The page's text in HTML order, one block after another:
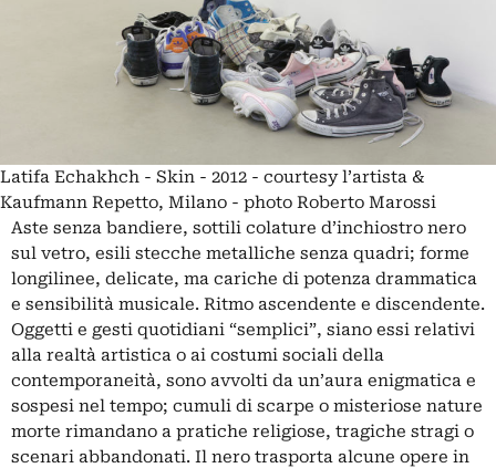
Latifa Echakhch - Skin - 2012 - courtesy l’artista &
Kaufmann Repetto, Milano - photo Roberto Marossi
Aste senza bandiere, sottili colature d’inchiostro nero
sul vetro, esili stecche metalliche senza quadri; forme
longilinee, delicate, ma cariche di potenza drammatica
e sensibilità musicale. Ritmo ascendente e discendente.
Oggetti e gesti quotidiani “semplici”, siano essi relativi
alla realtà artistica o ai costumi sociali della
contemporaneità, sono avvolti da un’aura enigmatica e
sospesi nel tempo; cumuli di scarpe o misteriose nature
morte rimandano a pratiche religiose, tragiche stragi o
scenari abbandonati. Il nero trasporta alcune opere in